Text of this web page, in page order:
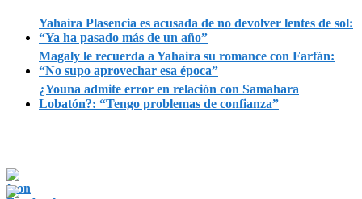
Yahaira Plasencia es acusada de no devolver lentes de sol:
“Ya ha pasado más de un año”
Magaly le recuerda a Yahaira su romance con Farfán:
“No supo aprovechar esa época”
¿Youna admite error en relación con Samahara
Lobatón?: “Tengo problemas de confianza”